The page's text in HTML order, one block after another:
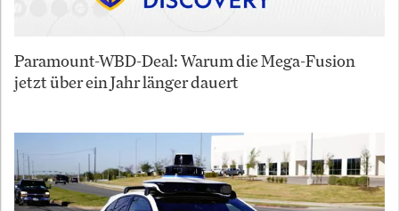
Paramount-WBD-Deal: Warum die Mega-Fusion
jetzt über ein Jahr länger dauert